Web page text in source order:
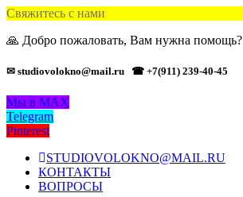
Свяжитесь с нами
🙏 Добро пожаловать, Вам нужна помощь?
✉ studiovolokno@mail.ru ☎ +7(911) 239-40-45
Мы в MAX
Telegram
Pinterest
STUDIOVOLOKNO@MAIL.RU
КОНТАКТЫ
ВОПРОСЫ